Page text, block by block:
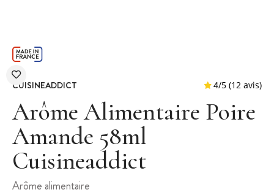
CUISINEADDICT
Arôme Alimentaire Poire
Amande 58ml
Cuisineaddict
Arôme alimentaire